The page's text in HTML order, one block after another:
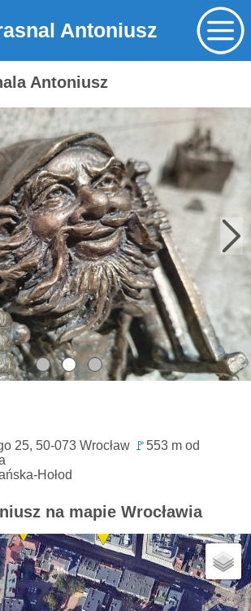
Antoniusz
Antoniusz
25, 50-073 Wrocław 🚩 553 m od
Hołod
na mapie Wrocławia